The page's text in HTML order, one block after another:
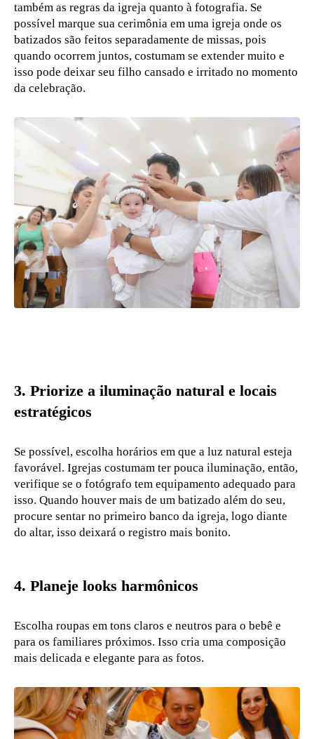
também as regras da igreja quanto à fotografia. Se
possível marque sua cerimônia em uma igreja onde os
batizados são feitos separadamente de missas, pois
quando ocorrem juntos, costumam se extender muito e
isso pode deixar seu filho cansado e irritado no momento
da celebração.
3. Priorize a iluminação natural e locais
estratégicos
Se possível, escolha horários em que a luz natural esteja
favorável. Igrejas costumam ter pouca iluminação, então,
verifique se o fotógrafo tem equipamento adequado para
isso. Quando houver mais de um batizado além do seu,
procure sentar no primeiro banco da igreja, logo diante
do altar, isso deixará o registro mais bonito.
4. Planeje looks harmônicos
Escolha roupas em tons claros e neutros para o bebê e
para os familiares próximos. Isso cria uma composição
mais delicada e elegante para as fotos.